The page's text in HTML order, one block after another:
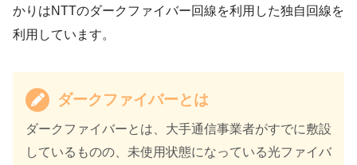
かりはNTTのダークファイバー回線を利用した独自回線を
利用しています。
ダークファイバーとは
ダークファイバーとは、大手通信事業者がすでに敷設
しているものの、未使用状態になっている光ファイバ